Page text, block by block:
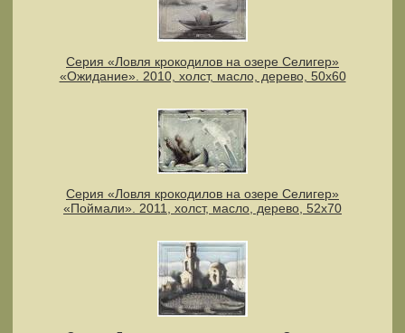
Серия «Ловля крокодилов на озере Селигер»
«Ожидание». 2010, холст, масло, дерево, 50х60
Серия «Ловля крокодилов на озере Селигер»
«Поймали». 2011, холст, масло, дерево, 52х70